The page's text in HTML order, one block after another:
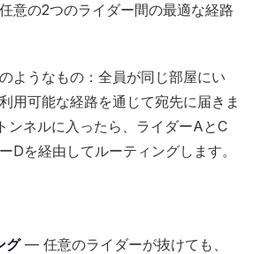
意の2つのライダー間の最適な経路
ようなもの：全員が同じ部屋にい
用可能な経路を通じて宛先に届きま
ンネルに入ったら、ライダーAとC
Dを経由してルーティングします。
グ— 任意のライダーが抜けても、